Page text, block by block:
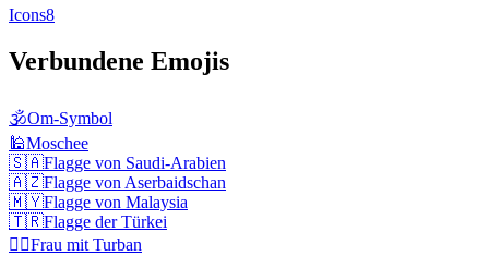
Icons8
Verbundene Emojis
🕉️Om-Symbol
🕌Moschee
🇸🇦Flagge von Saudi-Arabien
🇦🇿Flagge von Aserbaidschan
🇲🇾Flagge von Malaysia
🇹🇷Flagge der Türkei
👳‍♀️Frau mit Turban